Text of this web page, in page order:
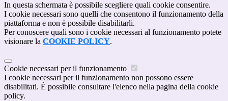
In questa schermata è possibile scegliere quali cookie consentire.
I cookie necessari sono quelli che consentono il funzionamento della
piattaforma e non è possibile disabilitarli.
Per conoscere quali sono i cookie necessari al funzionamento potete
visionare la COOKIE POLICY.
Cookie necessari per il funzionamento
I cookie necessari per il funzionamento non possono essere
disabilitati. È possibile consultare l'elenco nella pagina della cookie
policy.